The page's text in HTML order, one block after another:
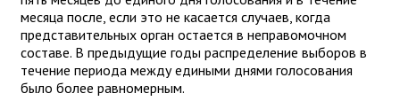
месяца после, если это не касается случаев, когда
представительных орган остается в неправомочном
составе. В предыдущие годы распределение выборов в
течение периода между едиными днями голосования
было более равномерным.